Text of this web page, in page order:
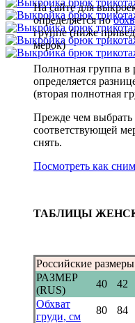
На сайте для
определяется по
группе (ниже
мерок)
Полнотная группа
определяется
(вторая полнотная
Прежде чем выбрать
соответствующей
снять.
Посмотреть как
ТАБЛИЦЫ
Российские размеры
РАЗМЕР
(RUS)
40 42
Обхват
груди, см
80 84